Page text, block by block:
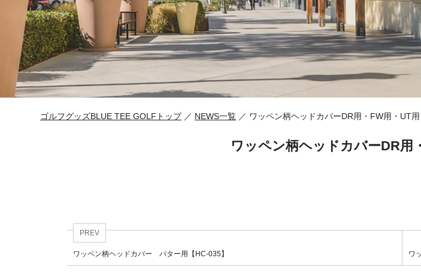
ゴルフグッズBLUE TEE GOLFトップ ／ NEWS一覧 ／ ワッペン柄ヘッドカバーDR用・FW用・UT用
ワッペン柄ヘッドカバーDR用
PREV
ワッペン柄ヘッドカバー パター用【HC-035】 ワ